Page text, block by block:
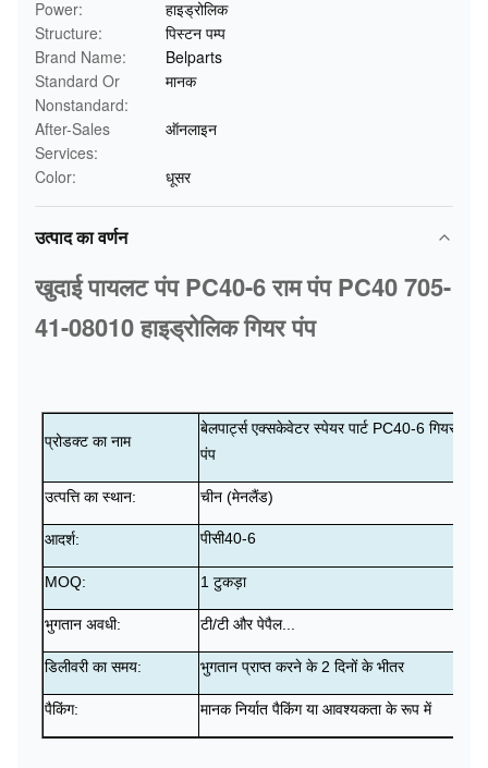
Power:
हाइड्रोलिक
Structure:
पिस्टन पम्प
Brand Name:
Belparts
Standard Or
Nonstandard:
मानक
After-Sales
Services:
ऑनलाइन
Color: धूसर
उत्पाद का वर्णन
खुदाई पायलट पंप PC40-6 राम पंप PC40 705-
41-08010 हाइड्रोलिक गियर पंप
प्रोडक्ट का नाम
बेलपार्ट्स एक्सकेवेटर स्पेयर पार्ट PC40-6 गियर
पंप
उत्पत्ति का स्थान: चीन (मेनलैंड)
आदर्श: पीसी40-6
MOQ: 1 टुकड़ा
भुगतान अवधी: टी/टी और पेपैल...
डिलीवरी का समय: भुगतान प्राप्त करने के 2 दिनों के भीतर
पैकिंग: मानक निर्यात पैकिंग या आवश्यकता के रूप में